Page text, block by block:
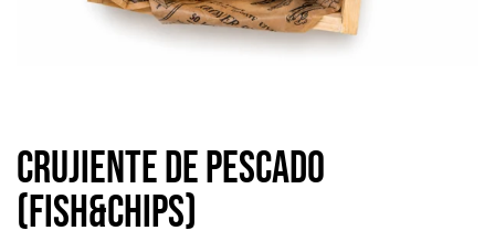
Crujiente de pescado
(Fish&Chips)